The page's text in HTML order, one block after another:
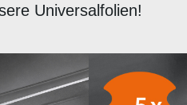
Universalfolien!